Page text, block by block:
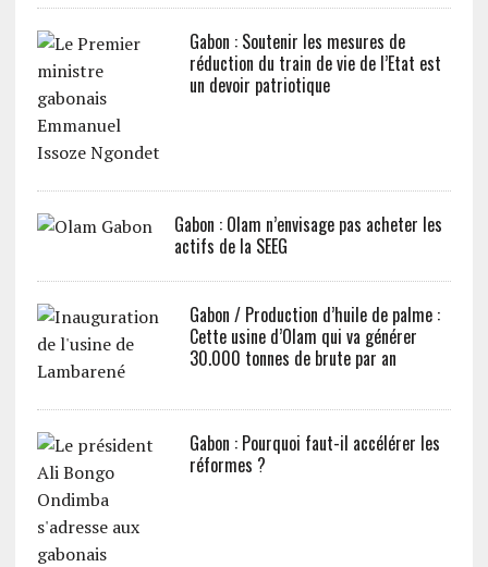
Gabon : Soutenir les mesures de
réduction du train de vie de l’Etat est
un devoir patriotique
Gabon : Olam n’envisage pas acheter les
actifs de la SEEG
Gabon / Production d’huile de palme :
Cette usine d’Olam qui va générer
30.000 tonnes de brute par an
Gabon : Pourquoi faut-il accélérer les
réformes ?